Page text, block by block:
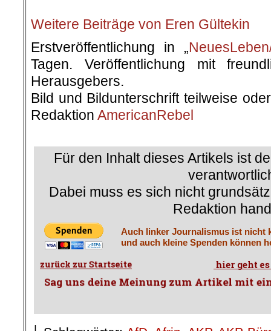
Weitere Beiträge von Eren Gültekin
Erstveröffentlichung in „
Tagen. Veröffentlichung mit
Herausgebers.
Bild und Bildunterschrift teilweise
Redaktion AmericanRebel
Für den Inhalt dieses Artikels ist
Dabei muss es sich nicht
Redaktion
Auch linker Journalismus ist nicht
und auch kleine Spenden können